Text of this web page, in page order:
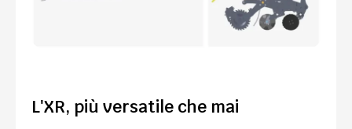
L'XR, più versatile che mai